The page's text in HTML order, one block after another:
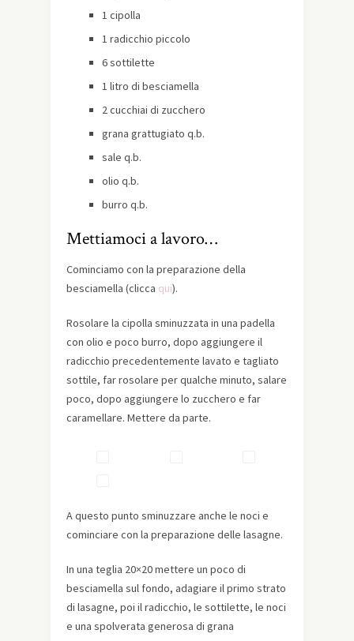
1 cipolla
1 radicchio piccolo
6 sottilette
1 litro di besciamella
2 cucchiai di zucchero
grana grattugiato q.b.
sale q.b.
olio q.b.
burro q.b.
Mettiamoci a lavoro…
Cominciamo con la preparazione della
besciamella (clicca qui).
Rosolare la cipolla sminuzzata in una padella
con olio e poco burro, dopo aggiungere il
radicchio precedentemente lavato e tagliato
sottile, far rosolare per qualche minuto, salare
poco, dopo aggiungere lo zucchero e far
caramellare. Mettere da parte.
A questo punto sminuzzare anche le noci e
cominciare con la preparazione delle lasagne.
In una teglia 20×20 mettere un poco di
besciamella sul fondo, adagiare il primo strato
di lasagne, poi il radicchio, le sottilette, le noci
e una spolverata generosa di grana